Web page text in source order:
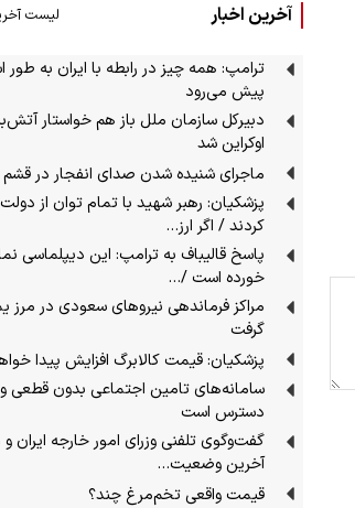
آخرین اخبار لیست
ترامپ: همه چیز در رابطه با ایران به
پیش می‌رود
دبیرکل سازمان ملل باز هم خواستار
اوکراین شد
ماجرای شنیده شدن صدای انفجار در
پزشکیان: رهبر شهید با تمام توان از
کردند / اگر ارز…
پاسخ قالیباف به ترامپ: این دیپلماسی
خورده است /…
مراکز فرماندهی نیروهای سعودی در مرز
گرفت
پزشکیان: قیمت کالابرگ افزایش پیدا
سامانه‌های تامین اجتماعی بدون قطعی و
دسترس است
گفت‌وگوی تلفنی وزرای امور خارجه ایران
آخرین وضعیت…
قیمت واقعی تخم‌مرغ چند؟